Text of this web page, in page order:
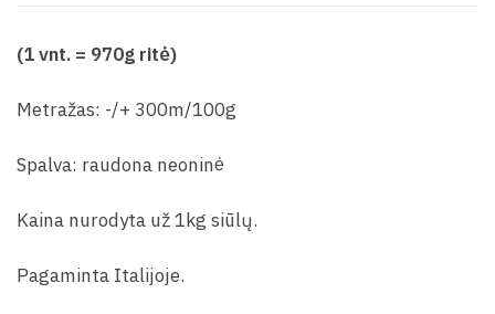
(1 vnt. = 970g ritė)
Metražas: -/+ 300m/100g
Spalva: raudona neoninė
Kaina nurodyta už 1kg siūlų.
Pagaminta Italijoje.